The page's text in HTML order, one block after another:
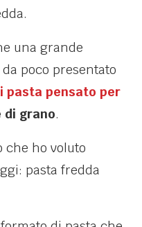
una grande
da poco presentato
pasta pensato per
di grano.
che ho voluto
pasta fredda